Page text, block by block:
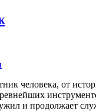
человека, от
и продолжает